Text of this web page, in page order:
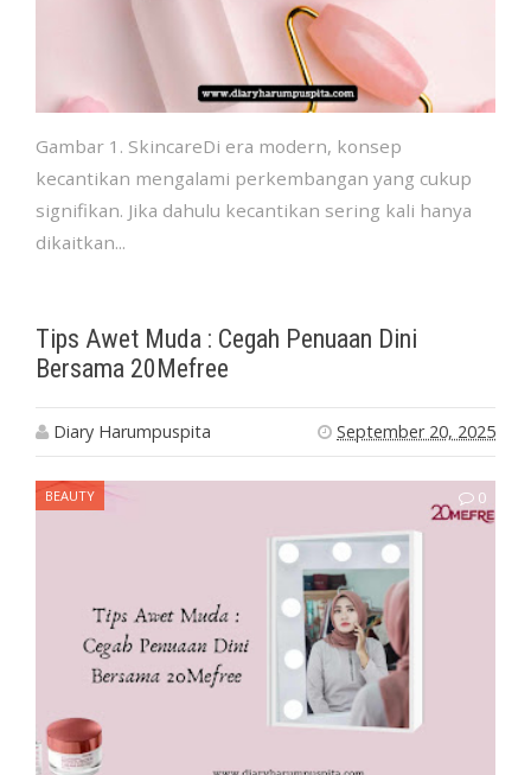
Gambar 1. SkincareDi era modern, konsep
kecantikan mengalami perkembangan yang cukup
signifikan. Jika dahulu kecantikan sering kali hanya
dikaitkan...
Tips Awet Muda : Cegah Penuaan Dini
Bersama 20Mefree
Diary Harumpuspita September 20, 2025
BEAUTY 0